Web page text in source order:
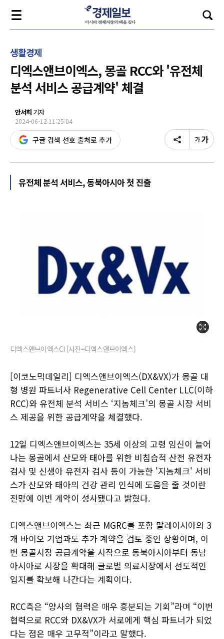
생활경제
디엑스앤브이엑스, 몽골 RCC와 '유전체
분석 서비스 공급계약' 체결
안서희 기자
2024-06-12 11:25:04
구글 검색 선호 출처로 추가
유전체 분석 서비스, 동북아시아 첫 진출
디엑스앤브이엑스CI [사진=디엑스앤브이엑스]
[이코노믹데일리] 디엑스앤브이엑스(DX&VX)가 몽골 대
형 병원 파트너사 Regenerative Cell Center LLC(이하
RCC)와 유전체 분석 서비스 ‘지놈체크’의 몽골 시장 서비
스 제공을 위한 공급계약을 체결했다.
12일 디엑스앤브이엑스는 35세 이상의 고령 임신이 늘어
나는 몽골에서 산모와 태아를 위한 비침습적 산전 유전자
검사 및 신생아 유전자 검사 등이 가능한 '지놈체크' 서비
스가 산모와 태아의 건강 관리 인식에 도움을 줄 것이란
전망에 이번 계약이 성사됐다고 밝혔다.
디엑스앤브이엑스는 최근 MGRC를 포함 말레이시아의 3
개 바이오 기업과도 추가 계약을 검토 중인 상황이며, 이
번 몽골시장 공급계약을 시작으로 동북아시아부터 동남
아시아로 시장을 확대해 글로벌 의료시장에서 선도적인
입지를 확보해 나간다는 계획이다.
RCC측은 “양사의 협력은 매우 흥분되는 기회”라며 “이번
협력으로 RCC와 DX&VX가 서로에게 핵심 파트너가 되었
다는 점은 매우 고무적”이라고 말했다.